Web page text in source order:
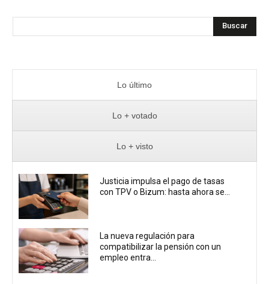
Buscar
Lo último
Lo + votado
Lo + visto
Justicia impulsa el pago de tasas
con TPV o Bizum: hasta ahora se...
La nueva regulación para
compatibilizar la pensión con un
empleo entra...